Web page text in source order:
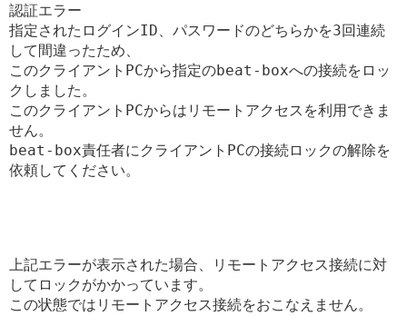
認証エラー
指定されたログインID、パスワードのどちらかを3回連続
して間違ったため、
このクライアントPCから指定のbeat-boxへの接続をロッ
クしました。
このクライアントPCからはリモートアクセスを利用できま
せん。
beat-box責任者にクライアントPCの接続ロックの解除を
依頼してください。
上記エラーが表示された場合、リモートアクセス接続に対
してロックがかかっています。
この状態ではリモートアクセス接続をおこなえません。